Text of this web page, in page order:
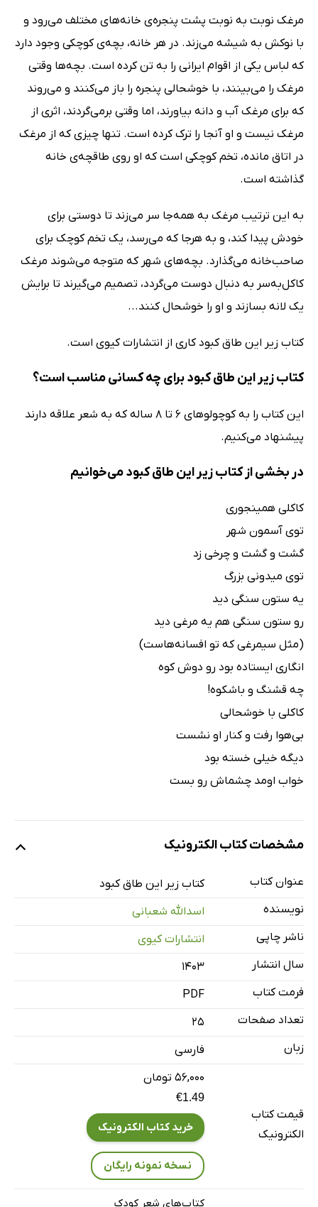
مرغک نوبت به نوبت پشت پنجره‌ی خانه‌های مختلف می‌رود و
با نوکش به شیشه می‌زند. در هر خانه، بچه‌ی کوچکی وجود دارد
که لباس یکی از اقوام ایرانی را به تن کرده است. بچه‌ها وقتی
مرغک را می‌بینند، با خوشحالی پنجره را باز می‌کنند و می‌روند
که برای مرغک آب و دانه بیاورند، اما وقتی برمی‌گردند، اثری از
مرغک نیست و او آنجا را ترک کرده است. تنها چیزی که از مرغک
در اتاق مانده، تخم کوچکی است که او روی طاقچه‌ی خانه‌
گذاشته است.
به این ترتیب مرغک به همه‌جا سر می‌زند تا دوستی برای
خودش پیدا کند، و به هرجا که می‌رسد، یک تخم کوچک برای
صاحب‌خانه می‌گذارد. بچه‌های شهر که متوجه می‌شوند مرغک
کاکل‌به‌سر به دنبال دوست می‌گردد، تصمیم می‌گیرند تا برایش
یک لانه بسازند و او را خوشحال کنند...
کتاب زیر این طاق کبود کاری از انتشارات کیوی است.
کتاب زیر این طاق کبود برای چه کسانی مناسب است؟
این کتاب را به کوچولوهای 6 تا 8 ساله که به شعر علاقه دارند
پیشنهاد می‌کنیم.
در بخشی از کتاب زیر این طاق کبود می‌خوانیم
کاکلی همینجوری
توی آسمون شهر
گشت و گشت و چرخی زد
توی میدونی بزرگ
یه ستون سنگی دید
رو ستون سنگی هم یه مرغی دید
(مثل سیمرغی که تو افسانه‌هاست)
انگاری ایستاده بود رو دوش کوه
چه قشنگ و باشکوه!
کاکلی با خوشحالی
بی‌هوا رفت و کنار او نشست
دیگه خیلی خسته بود
خواب اومد چشماش رو بست
مشخصات کتاب الکترونیک
عنوان کتاب
کتاب زیر این طاق کبود
نویسنده
اسدالله شعبانی
ناشر چاپی
انتشارات کیوی
سال انتشار
۱۴۰۳
فرمت کتاب
PDF
تعداد صفحات
25
زبان
فارسی
قیمت کتاب
الکترونیک
۵۶,۰۰۰ تومان
€1.49
خرید کتاب الکترونیک
نسخه نمونه رایگان
کتاب‌های شعر کودک